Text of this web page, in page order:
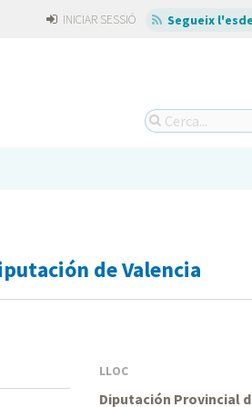
INICIAR SESSIÓ Segueix
de Valencia
LLOC
Diputación Provincial